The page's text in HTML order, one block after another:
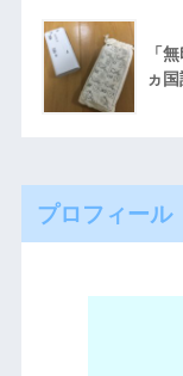
「
ヵ国
プロフィール